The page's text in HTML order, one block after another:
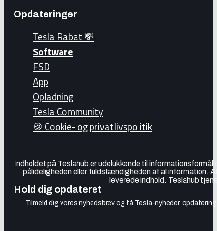
Opdateringer
Tesla Rabat 💸
Software
FSD
App
Opladning
Tesla Community
🍪 Cookie- og privatlivspolitik
Indholdet på Teslahub er udelukkende til
pålideligheden eller fuldstændigheden af al information.
leverede indhold. Teslahub
Hold dig opdateret
Tilmeld dig vores nyhedsbrev og få Tesla-nyheder,